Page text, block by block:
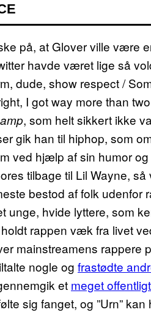
på, at Glover ville være
havde været lige så
dude, show respect /
I got way more than
, som helt sikkert ikke
gik han til hiphop, som
ved hjælp af sin humor
tilbage til Lil Wayne,
bestod af folk
unge, hvide lyttere, som
rappen væk fra livet
mainstreamens rappere
nogle og frastødte
et meget
sig fanget, og ”Urn”